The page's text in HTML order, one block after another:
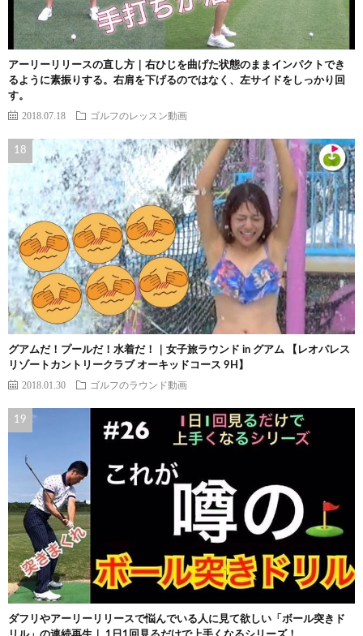
アーリーリリースの直し方｜右ひじを曲げた状態のままインパクトでき
るように素振りする。右肩を下げるのではなく、左サイドをしっかり回
す。
2018.07.18 ゴルフのレッスン動画
グアムだ！プールだ！水着だ！｜女子旅ラウンド in グアム 【レオパレス
リゾートカントリークラブ オーキッドコース 9H】
2018.01.30 ゴルフのラウンド動画
ダフリやアーリーリリースで悩んでいる人に見て欲しい「ボール突きド